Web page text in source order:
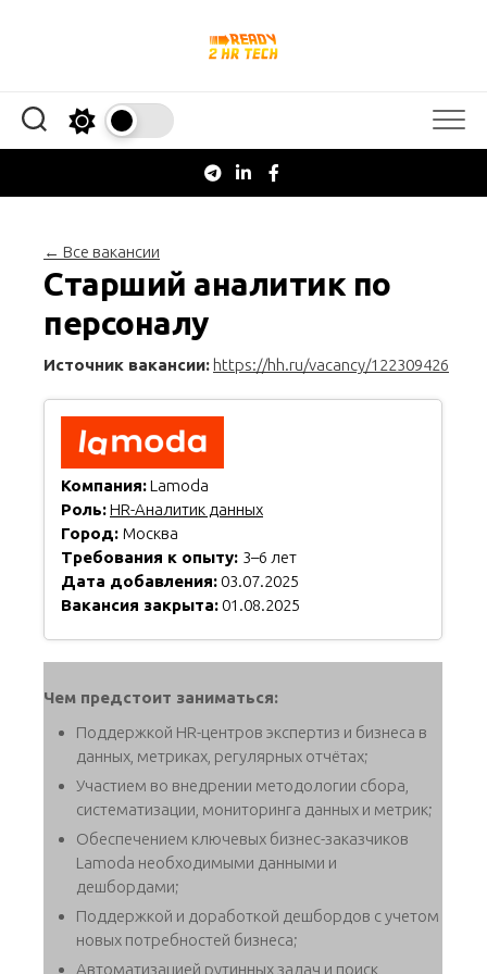
← Все вакансии
Старший аналитик по
персоналу
Источник вакансии: https://hh.ru/vacancy/122309426
Компания:Lamoda
Роль:HR-Аналитик данных
Город: Москва
Требования к опыту: 3–6 лет
Дата добавления: 03.07.2025
Вакансия закрыта: 01.08.2025
Чем предстоит заниматься:
Поддержкой HR-центров экспертиз и бизнеса в
данных, метриках, регулярных отчётах;
Участием во внедрении методологии сбора,
систематизации, мониторинга данных и метрик;
Обеспечением ключевых бизнес-заказчиков
Lamoda необходимыми данными и
дешбордами;
Поддержкой и доработкой дешбордов с учетом
новых потребностей бизнеса;
Автоматизацией рутинных задач и поиск